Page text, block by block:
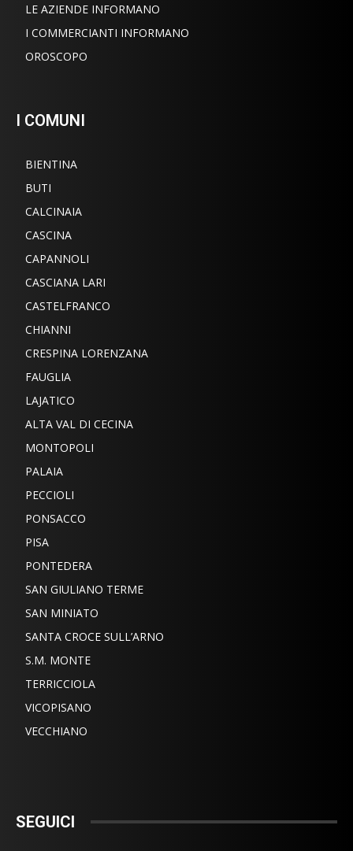
LE AZIENDE INFORMANO
I COMMERCIANTI INFORMANO
OROSCOPO
I COMUNI
BIENTINA
BUTI
CALCINAIA
CASCINA
CAPANNOLI
CASCIANA LARI
CASTELFRANCO
CHIANNI
CRESPINA LORENZANA
FAUGLIA
LAJATICO
ALTA VAL DI CECINA
MONTOPOLI
PALAIA
PECCIOLI
PONSACCO
PISA
PONTEDERA
SAN GIULIANO TERME
SAN MINIATO
SANTA CROCE SULL’ARNO
S.M. MONTE
TERRICCIOLA
VICOPISANO
VECCHIANO
SEGUICI